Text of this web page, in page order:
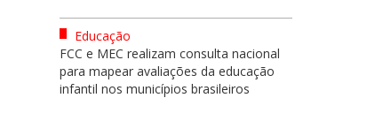
Educação
FCC e MEC realizam consulta nacional
para mapear avaliações da educação
infantil nos municípios brasileiros